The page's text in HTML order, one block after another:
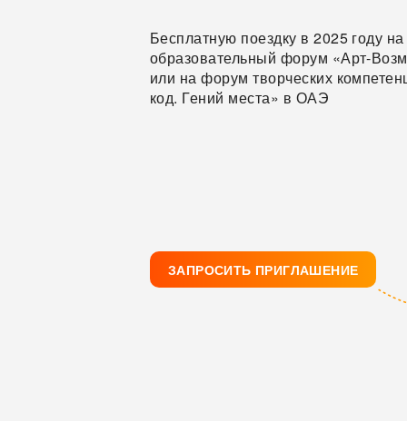
Бесплатную поездку в 2025 году на
образовательный форум «Арт-
или на форум творческих
код. Гений места» в ОАЭ
ЗАПРОСИТЬ ПРИГЛАШЕНИЕ